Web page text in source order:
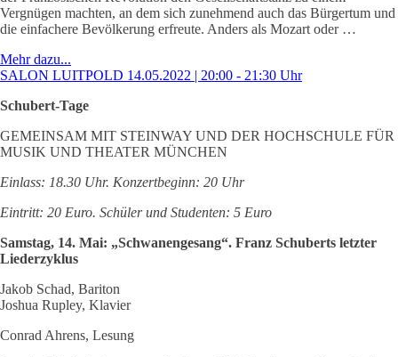
Vergnügen machten, an dem sich zunehmend auch das Bürgertum und
die einfachere Bevölkerung erfreute. Anders als Mozart oder …
Mehr dazu...
SALON LUITPOLD 14.05.2022 | 20:00 - 21:30 Uhr
Schubert-Tage
GEMEINSAM MIT STEINWAY UND DER HOCHSCHULE FÜR
MUSIK UND THEATER MÜNCHEN
Einlass: 18.30 Uhr. Konzertbeginn: 20 Uhr
Eintritt: 20 Euro. Schüler und Studenten: 5 Euro
Samstag, 14. Mai: „Schwanengesang“. Franz Schuberts letzter
Liederzyklus
Jakob Schad, Bariton
Joshua Rupley, Klavier
Conrad Ahrens, Lesung